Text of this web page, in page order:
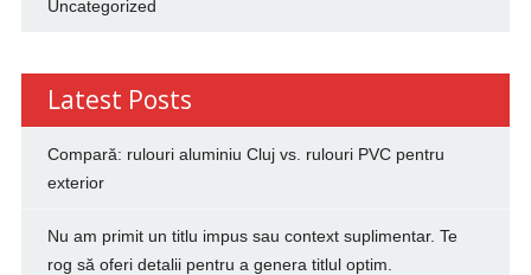
Uncategorized
Latest Posts
Compară: rulouri aluminiu Cluj vs. rulouri PVC pentru
exterior
Nu am primit un titlu impus sau context suplimentar. Te
rog să oferi detalii pentru a genera titlul optim.